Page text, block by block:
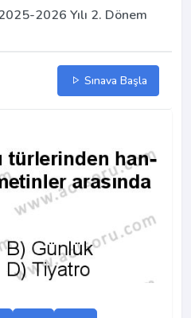
2026 Yılı 2. Dönem
Sınava Başla